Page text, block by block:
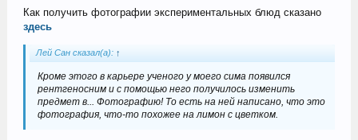
Как получить фотографии экспериментальных блюд сказано
здесь
Лей Сан сказал(а): ↑
Кроме этого в карьере ученого у моего сима появился
рентгеносним и с помощью него получилось изменить
предмет в... Фотографию! То есть на ней написано, что это
фотография, что-то похожее на лимон с цветком.